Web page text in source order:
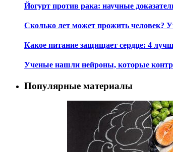
Йогурт против рака: научные
Сколько лет может прожить человек?
Какое питание защищает сердце: 4
Ученые нашли нейроны, которые
Популярные материалы